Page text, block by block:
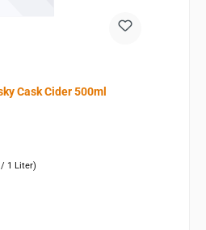
Cask Cider 500ml
/ 1 Liter)